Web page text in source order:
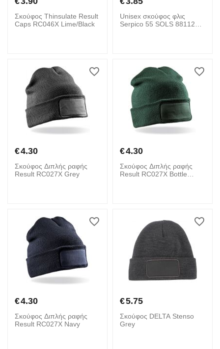
Σκούφος Thinsulate Result
Caps RC046X Lime/Black
Unisex σκούφος φλις
Serpico 55 SOLS 88112
€4.30
Σκούφος Διπλής ραφής
Result RC027X Grey
€4.30
Σκούφος Διπλής ραφής
Result RC027X Bottle
€4.30
Σκούφος Διπλής ραφής
Result RC027X Navy
€5.75
Σκούφος DELTA Stenso
Grey